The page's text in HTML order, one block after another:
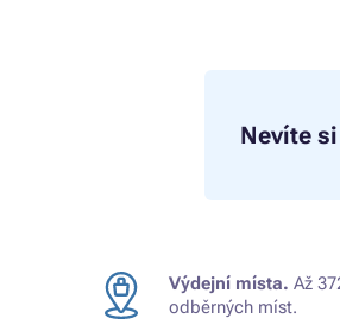
Nevíte
Výdejní místa. Až
odběrných míst.